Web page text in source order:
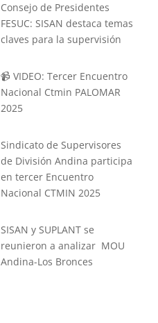
Consejo de Presidentes
FESUC: SISAN destaca temas
claves para la supervisión
📹 VIDEO: Tercer Encuentro
Nacional Ctmin PALOMAR
2025
Sindicato de Supervisores
de División Andina participa
en tercer Encuentro
Nacional CTMIN 2025
SISAN y SUPLANT se
reunieron a analizar MOU
Andina-Los Bronces